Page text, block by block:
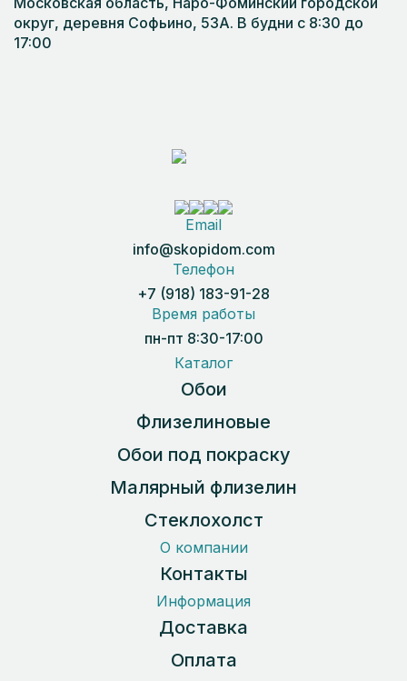
округ, деревня Софьино, 53А. В будни с 8:30 до
17:00
Email
info@skopidom.com
Телефон
+7 (918) 183-91-28
Время работы
пн-пт 8:30-17:00
Каталог
Обои
Флизелиновые
Обои под покраску
Малярный флизелин
Стеклохолст
О компании
Контакты
Информация
Доставка
Оплата